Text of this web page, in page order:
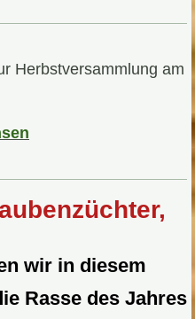
Herbstversammlung am
wir in diesem
Rasse des Jahres